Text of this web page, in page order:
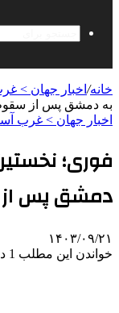
خانه/ اخبار جهان >
به دمشق پس از
اخبار جهان > غرب
فوری؛
دمشق پس از
۱۴۰۳/۰۹/۲۱
خواندن این مطلب 1 دقیقه زمان میبرد